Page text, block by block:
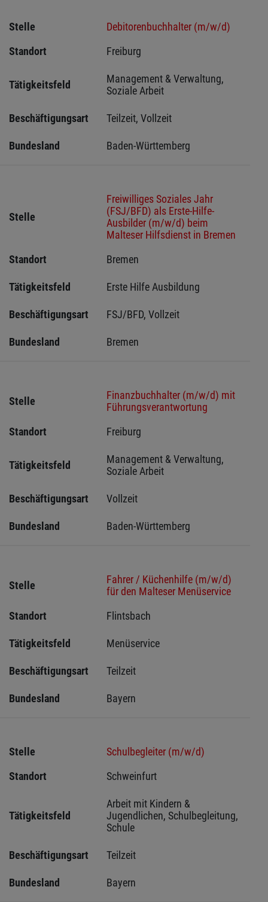
Stelle
Debitorenbuchhalter (m/w/d)
Standort
Freiburg
Tätigkeitsfeld
Management & Verwaltung,
Soziale Arbeit
Beschäftigungsart Teilzeit, Vollzeit
Bundesland Baden-Württemberg
Stelle
Freiwilliges Soziales Jahr
(FSJ/BFD) als Erste-Hilfe-
Ausbilder (m/w/d) beim
Malteser Hilfsdienst in Bremen
Standort
Bremen
Tätigkeitsfeld Erste Hilfe Ausbildung
Beschäftigungsart FSJ/BFD, Vollzeit
Bundesland Bremen
Stelle
Finanzbuchhalter (m/w/d) mit
Führungsverantwortung
Standort
Freiburg
Tätigkeitsfeld
Management & Verwaltung,
Soziale Arbeit
Beschäftigungsart Vollzeit
Bundesland Baden-Württemberg
Stelle
Fahrer / Küchenhilfe (m/w/d)
für den Malteser Menüservice
Standort
Flintsbach
Tätigkeitsfeld Menüservice
Beschäftigungsart Teilzeit
Bundesland Bayern
Stelle
Schulbegleiter (m/w/d)
Standort
Schweinfurt
Tätigkeitsfeld
Arbeit mit Kindern &
Jugendlichen, Schulbegleitung,
Schule
Beschäftigungsart Teilzeit
Bundesland Bayern